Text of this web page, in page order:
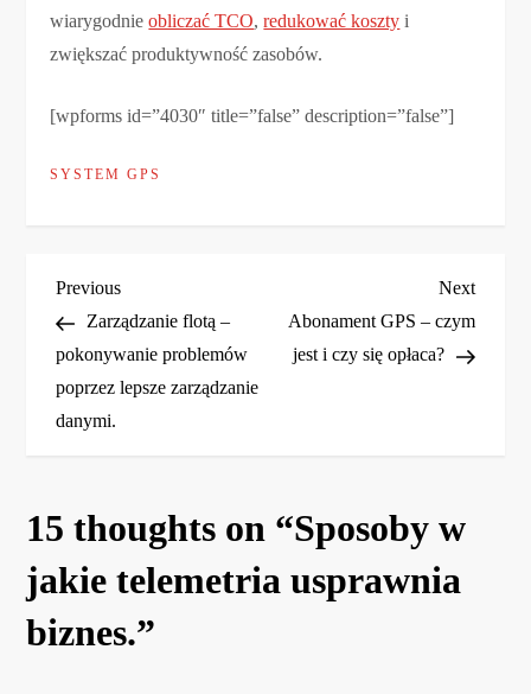
wiarygodnieobliczać TCO,redukować koszty i
zwiększać produktywność zasobów.
[wpforms id=”4030″ title=”false” description=”false”]
SYSTEM GPS
N
a
w
g
a
c
Previous
Post
Previous
Zarządzanie flotą –
pokonywanie problemów
poprzez lepsze zarządzanie
danymi.
Next
Post
Next
Abonament GPS – czym
jest i czy się opłaca?
15 thoughts on “Sposoby w
jakie telemetria usprawnia
biznes.”